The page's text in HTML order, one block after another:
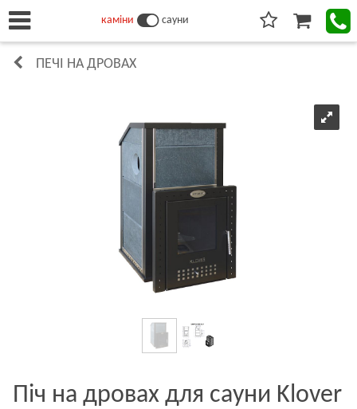
каміни сауни
ПЕЧІ НА ДРОВАХ
Піч на дровах для сауни Klover